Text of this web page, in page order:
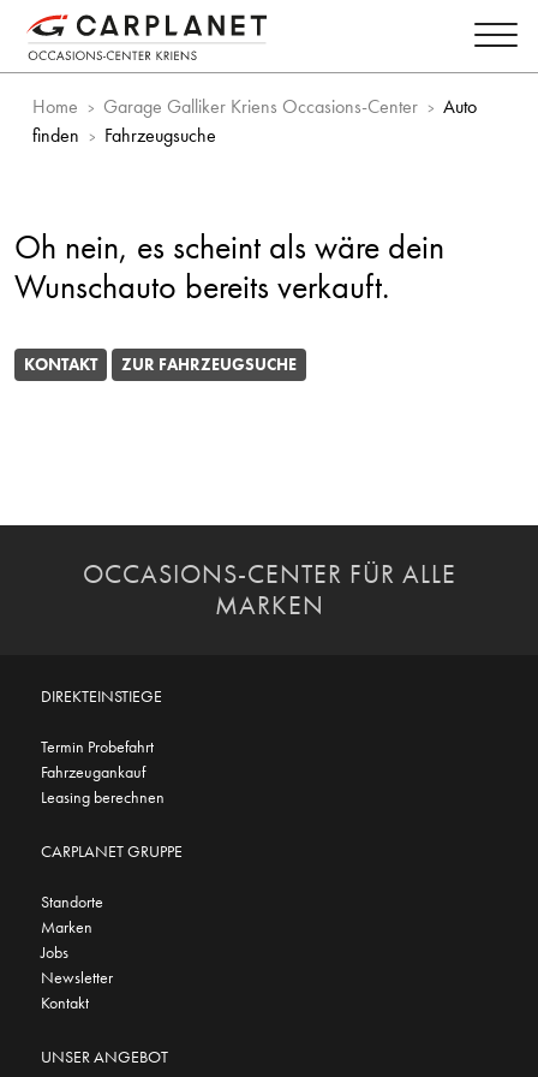
Home Garage Galliker Kriens Occasions-Center
Auto
finden
Fahrzeugsuche
Oh nein, es scheint als wäre dein
Wunschauto bereits verkauft.
KONTAKT ZUR FAHRZEUGSUCHE
OCCASIONS-CENTER FÜR ALLE
MARKEN
DIREKTEINSTIEGE
Termin Probefahrt
Fahrzeugankauf
Leasing berechnen
CARPLANET GRUPPE
Standorte
Marken
Jobs
Newsletter
Kontakt
UNSER ANGEBOT